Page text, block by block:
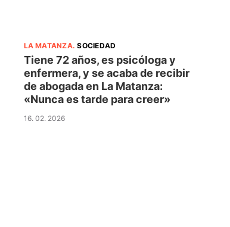
LA MATANZA.SOCIEDAD
Tiene 72 años, es psicóloga y
enfermera, y se acaba de recibir
de abogada en La Matanza:
«Nunca es tarde para creer»
16. 02. 2026